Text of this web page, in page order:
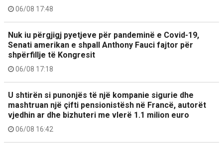
06/08 17:48
Nuk iu përgjigj pyetjeve për pandeminë e Covid-19,
Senati amerikan e shpall Anthony Fauci fajtor për
shpërfillje të Kongresit
06/08 17:18
U shtirën si punonjës të një kompanie sigurie dhe
mashtruan një çifti pensionistësh në Francë, autorët
vjedhin ar dhe bizhuteri me vlerë 1.1 milion euro
06/08 16:42